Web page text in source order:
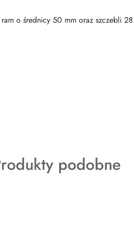
o średnicy 50 mm oraz szczebli
podobne